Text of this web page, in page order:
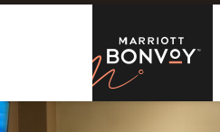
Skip to Content